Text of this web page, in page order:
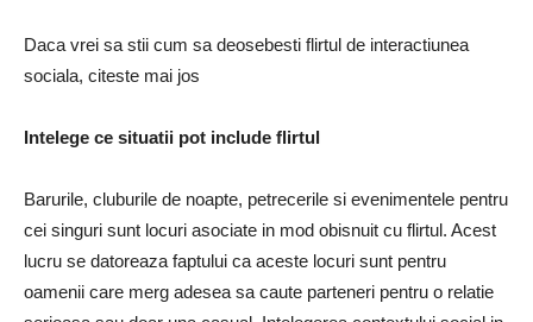
Daca vrei sa stii cum sa deosebesti flirtul de interactiunea
sociala, citeste mai jos
Intelege ce situatii pot include flirtul
Barurile, cluburile de noapte, petrecerile si evenimentele pentru
cei singuri sunt locuri asociate in mod obisnuit cu flirtul. Acest
lucru se datoreaza faptului ca aceste locuri sunt pentru
oamenii care merg adesea sa caute parteneri pentru o relatie